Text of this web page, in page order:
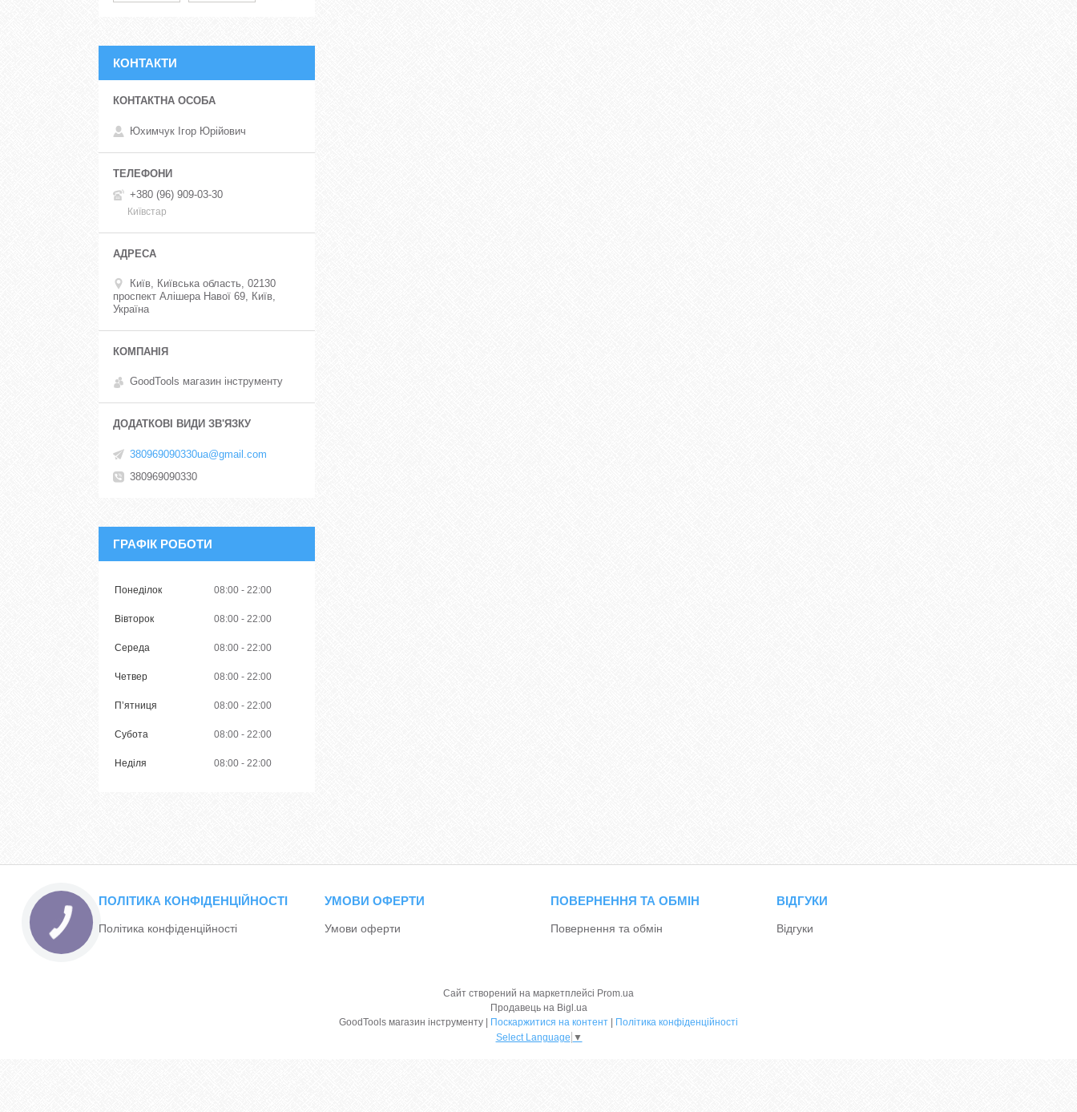
КОНТАКТИ
Юхимчук Ігор Юрійович
+380 (96) 909-03-30
Київстар
Київ, Київська область, 02130
проспект Алішера Навої 69, Київ,
Україна
GoodTools магазин інструменту
380969090330ua@gmail.com
380969090330
ГРАФІК РОБОТИ
Понеділок 08:00 22:00
Вівторок 08:00 22:00
Середа 08:00 22:00
Четвер 08:00 22:00
Пʼятниця 08:00 22:00
Субота 08:00 22:00
Неділя 08:00 22:00
ПОЛІТИКА КОНФІДЕНЦІЙНОСТІ
Політика конфіденційності
УМОВИ ОФЕРТИ
Умови оферти
ПОВЕРНЕННЯ ТА ОБМІН
Повернення та обмін
ВІДГУКИ
Відгуки
Сайт створений на маркетплейсі Prom.ua
Продавець на Bigl.ua
GoodTools магазин інструменту | Поскаржитися на контент | Політика конфіденційності
Select Language ▼